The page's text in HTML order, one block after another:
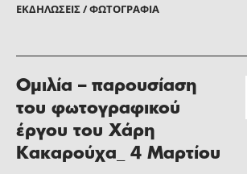
ΕΚΔΗΛΏΣΕΙΣ / ΦΩΤΟΓΡΑΦΊΑ
Ομιλία – παρουσίαση
του φωτογραφικού
έργου του Χάρη
Κακαρούχα_ 4 Μαρτίου